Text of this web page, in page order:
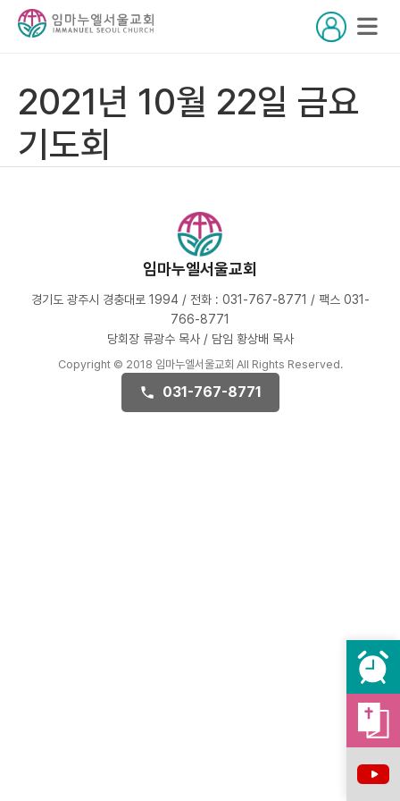
2021년 10월 22일 금요
기도회
임마누엘서울교회
경기도 광주시 경충대로 1994 / 전화 : 031-767-8771 / 팩스 031-
766-8771
당회장 류광수 목사 / 담임 황상배 목사
Copyright © 2018 임마누엘서울교회 All Rights Reserved.
031-767-8771